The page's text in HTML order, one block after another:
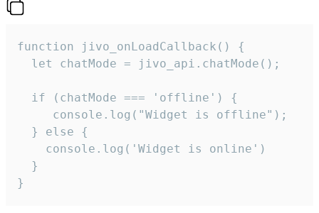
function jivo_onLoadCallback() {
  let chatMode = jivo_api.chatMode();
  if (chatMode === 'offline') {
     console.log("Widget is offline");
  } else {
    console.log('Widget is online')
  }
}